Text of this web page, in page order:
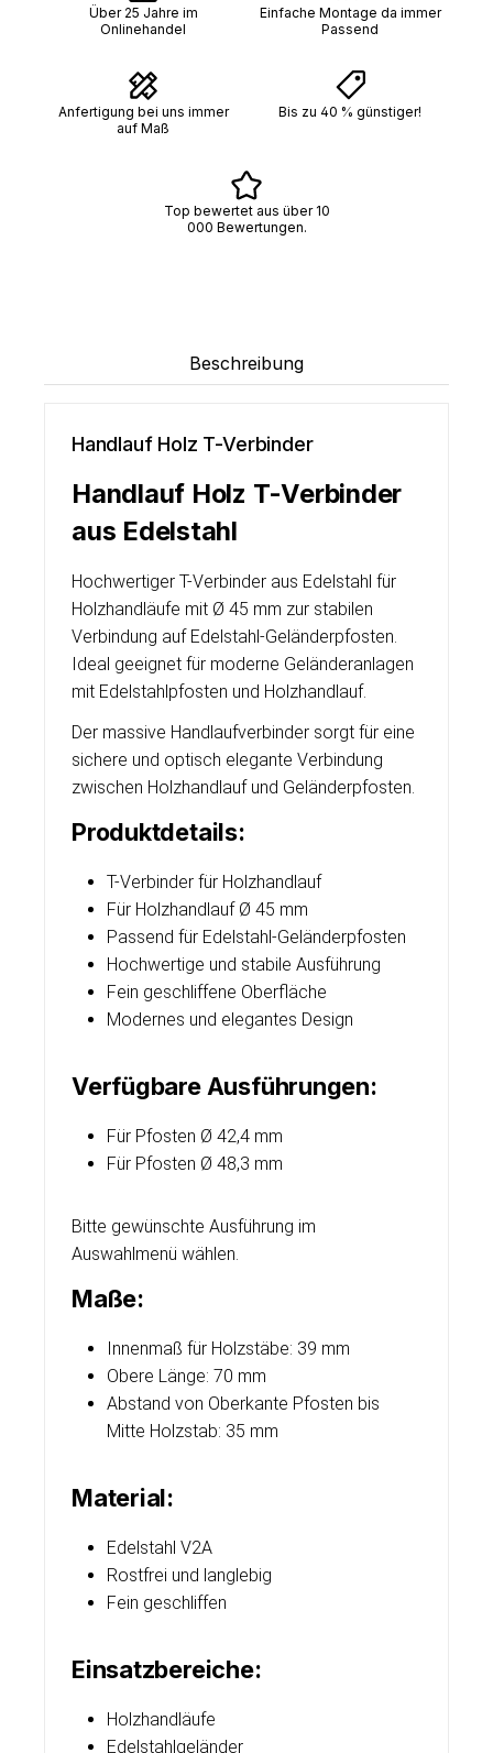
Über 25 Jahre im
Onlinehandel
Einfache Montage da immer
Passend
Anfertigung bei uns immer
auf Maß
Bis zu 40 % günstiger!
Top bewertet aus über 10
000 Bewertungen.
Beschreibung
Handlauf Holz T-Verbinder
Handlauf Holz T-Verbinder
aus Edelstahl
Hochwertiger T-Verbinder aus Edelstahl für
Holzhandläufe mit Ø 45 mm zur stabilen
Verbindung auf Edelstahl-Geländerpfosten.
Ideal geeignet für moderne Geländeranlagen
mit Edelstahlpfosten und Holzhandlauf.
Der massive Handlaufverbinder sorgt für eine
sichere und optisch elegante Verbindung
zwischen Holzhandlauf und Geländerpfosten.
Produktdetails:
T-Verbinder für Holzhandlauf
Für Holzhandlauf Ø 45 mm
Passend für Edelstahl-Geländerpfosten
Hochwertige und stabile Ausführung
Fein geschliffene Oberfläche
Modernes und elegantes Design
Verfügbare Ausführungen:
Für Pfosten Ø 42,4 mm
Für Pfosten Ø 48,3 mm
Bitte gewünschte Ausführung im
Auswahlmenü wählen.
Maße:
Innenmaß für Holzstäbe: 39 mm
Obere Länge: 70 mm
Abstand von Oberkante Pfosten bis
Mitte Holzstab: 35 mm
Material:
Edelstahl V2A
Rostfrei und langlebig
Fein geschliffen
Einsatzbereiche:
Holzhandläufe
Edelstahlgeländer